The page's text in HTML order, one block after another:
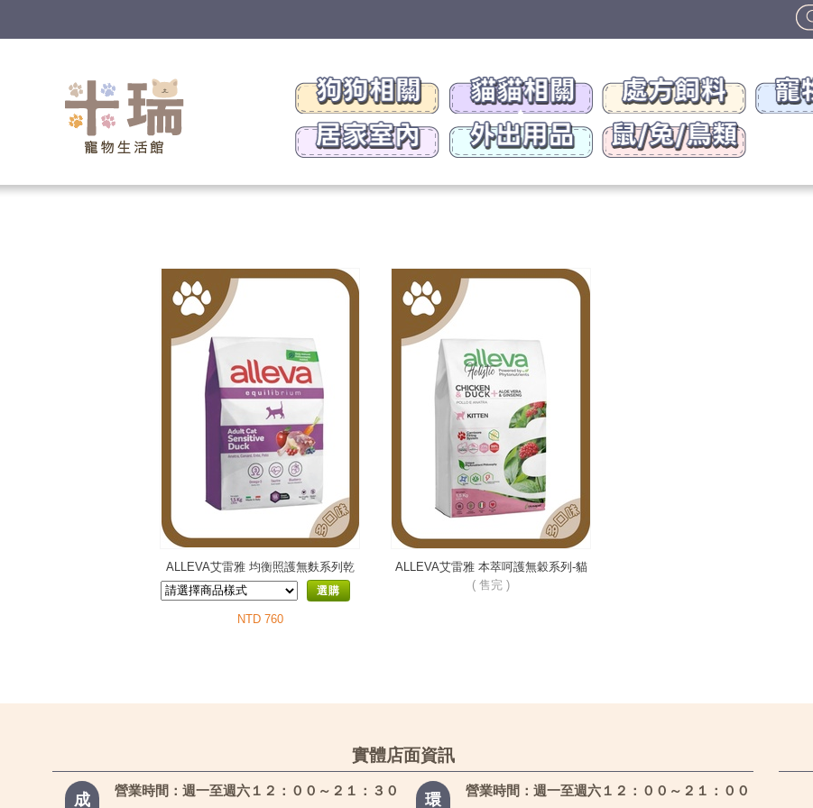
ALLEVA艾雷雅 均衡照護無麩系列乾
糧-貓用
選購
NTD 760
ALLEVA艾雷雅 本萃呵護無穀系列-貓
用
( 售完 )
實體店面資訊
成
營業時間：週一至週六１２：００～２１：３０
環
營業時間：週一至週六１２：００～２１：００